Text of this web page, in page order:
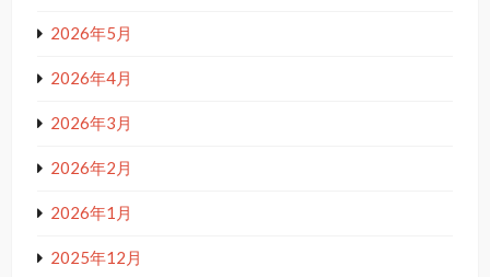
2026年5月
2026年4月
2026年3月
2026年2月
2026年1月
2025年12月